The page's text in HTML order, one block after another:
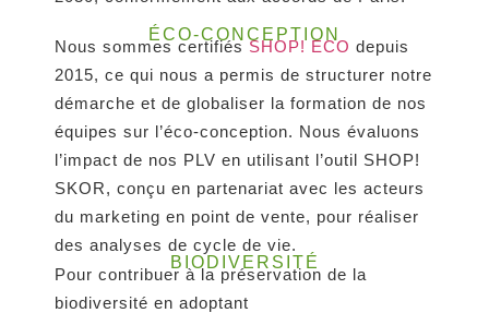
ÉCO-CONCEPTION
Nous sommes certifiés SHOP! ECO depuis
2015, ce qui nous a permis de structurer notre
démarche et de globaliser la formation de nos
équipes sur l’éco-conception. Nous évaluons
l’impact de nos PLV en utilisant l’outil SHOP!
SKOR, conçu en partenariat avec les acteurs
du marketing en point de vente, pour réaliser
des analyses de cycle de vie.
BIODIVERSITÉ
Pour contribuer à la préservation de la
biodiversité en adoptant